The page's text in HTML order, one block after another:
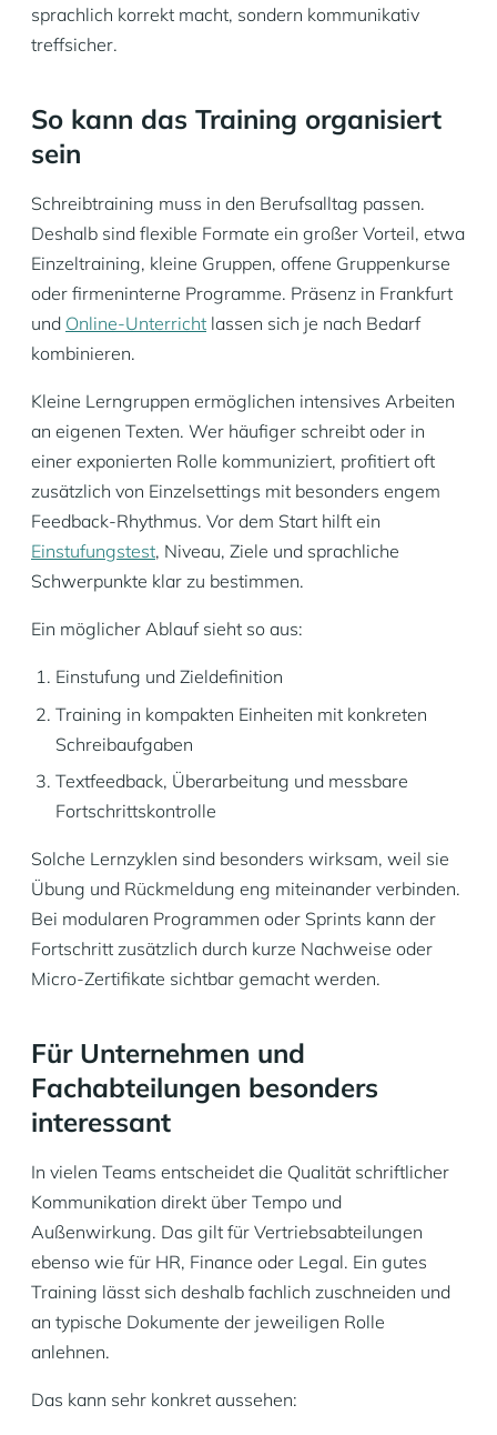
sprachlich korrekt macht, sondern kommunikativ
treffsicher.
So kann das Training organisiert
sein
Schreibtraining muss in den Berufsalltag passen.
Deshalb sind flexible Formate ein großer Vorteil, etwa
Einzeltraining, kleine Gruppen, offene Gruppenkurse
oder firmeninterne Programme. Präsenz in Frankfurt
und Online-Unterricht lassen sich je nach Bedarf
kombinieren.
Kleine Lerngruppen ermöglichen intensives Arbeiten
an eigenen Texten. Wer häufiger schreibt oder in
einer exponierten Rolle kommuniziert, profitiert oft
zusätzlich von Einzelsettings mit besonders engem
Feedback-Rhythmus. Vor dem Start hilft ein
Einstufungstest, Niveau, Ziele und sprachliche
Schwerpunkte klar zu bestimmen.
Ein möglicher Ablauf sieht so aus:
Einstufung und Zieldefinition
Training in kompakten Einheiten mit konkreten
Schreibaufgaben
Textfeedback, Überarbeitung und messbare
Fortschrittskontrolle
Solche Lernzyklen sind besonders wirksam, weil sie
Übung und Rückmeldung eng miteinander verbinden.
Bei modularen Programmen oder Sprints kann der
Fortschritt zusätzlich durch kurze Nachweise oder
Micro-Zertifikate sichtbar gemacht werden.
Für Unternehmen und
Fachabteilungen besonders
interessant
In vielen Teams entscheidet die Qualität schriftlicher
Kommunikation direkt über Tempo und
Außenwirkung. Das gilt für Vertriebsabteilungen
ebenso wie für HR, Finance oder Legal. Ein gutes
Training lässt sich deshalb fachlich zuschneiden und
an typische Dokumente der jeweiligen Rolle
anlehnen.
Das kann sehr konkret aussehen: